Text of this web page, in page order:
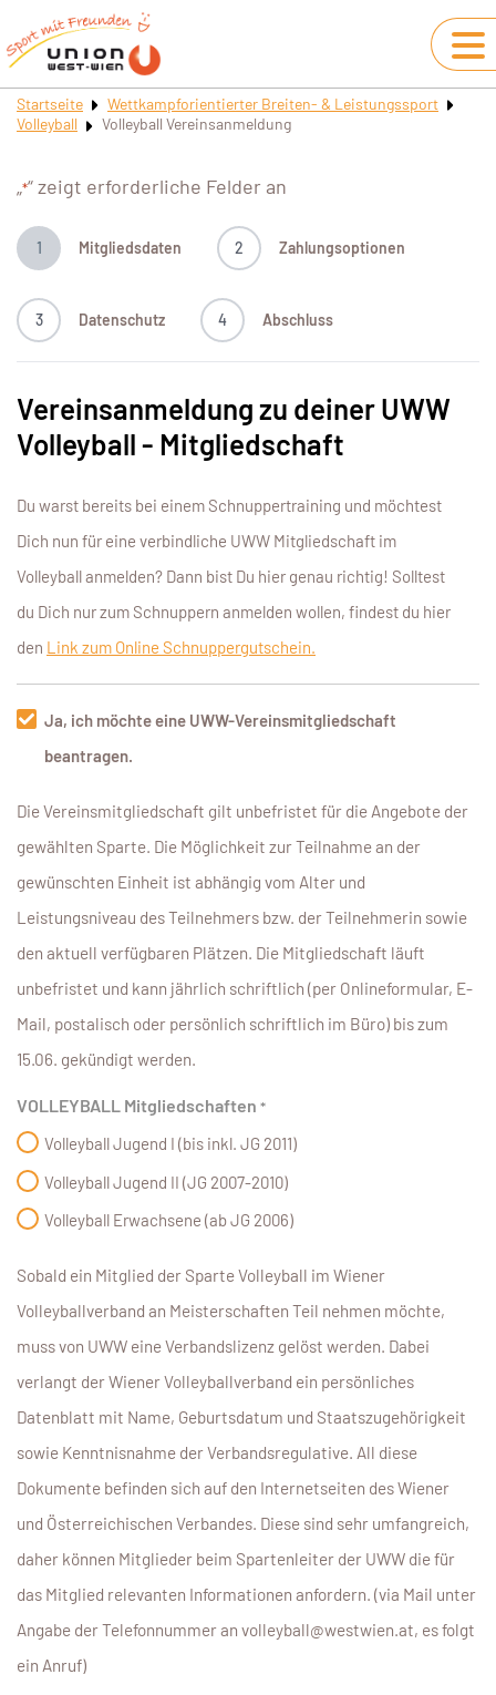
Startseite
Wettkampforientierter Breiten- & Leistungssport
Volleyball
Volleyball Vereinsanmeldung
„*“ zeigt erforderliche Felder an
1 Mitgliedsdaten 2 Zahlungsoptionen
3 Datenschutz 4 Abschluss
Vereinsanmeldung zu deiner UWW
Volleyball - Mitgliedschaft
Du warst bereits bei einem Schnuppertraining und möchtest
Dich nun für eine verbindliche UWW Mitgliedschaft im
Volleyball anmelden? Dann bist Du hier genau richtig! Solltest
du Dich nur zum Schnuppern anmelden wollen, findest du hier
den Link zum Online Schnuppergutschein.
Vereins-
Mitgliedschaft
beantragen
Ja, ich möchte eine UWW-Vereinsmitgliedschaft
beantragen.
Die Vereinsmitgliedschaft gilt unbefristet für die Angebote der
gewählten Sparte. Die Möglichkeit zur Teilnahme an der
gewünschten Einheit ist abhängig vom Alter und
Leistungsniveau des Teilnehmers bzw. der Teilnehmerin sowie
den aktuell verfügbaren Plätzen. Die Mitgliedschaft läuft
unbefristet und kann jährlich schriftlich (per Onlineformular, E-
Mail, postalisch oder persönlich schriftlich im Büro) bis zum
15.06. gekündigt werden.
VOLLEYBALL Mitgliedschaften *
Volleyball Jugend I (bis inkl. JG 2011)
Volleyball Jugend II (JG 2007-2010)
Volleyball Erwachsene (ab JG 2006)
Sobald ein Mitglied der Sparte Volleyball im Wiener
Volleyballverband an Meisterschaften Teil nehmen möchte,
muss von UWW eine Verbandslizenz gelöst werden. Dabei
verlangt der Wiener Volleyballverband ein persönliches
Datenblatt mit Name, Geburtsdatum und Staatszugehörigkeit
sowie Kenntnisnahme der Verbandsregulative. All diese
Dokumente befinden sich auf den Internetseiten des Wiener
und Österreichischen Verbandes. Diese sind sehr umfangreich,
daher können Mitglieder beim Spartenleiter der UWW die für
das Mitglied relevanten Informationen anfordern. (via Mail unter
Angabe der Telefonnummer an volleyball@westwien.at, es folgt
ein Anruf)